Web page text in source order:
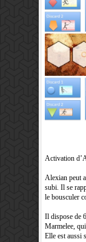
Activation
Alexian peut
subi. Il se
le bousculer
Il dispose de
Marmelee,
Elle est aussi